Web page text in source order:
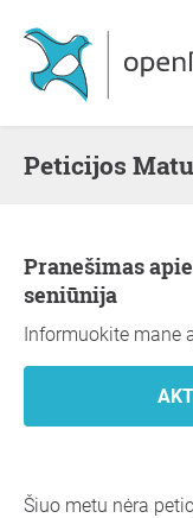
Peticijos
Pranešimas apie naujas peticijas Matuizų
seniūnija
Informuokite mane
Šiuo metu nėra